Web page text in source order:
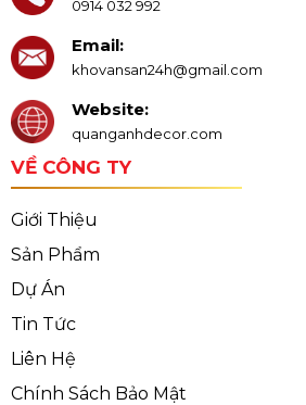
0914 032 992
Email:
khovansan24h@gmail.com
Website:
quanganhdecor.com
VỀ CÔNG TY
Giới Thiệu
Sản Phẩm
Dự Án
Tin Tức
Liên Hệ
Chính Sách Bảo Mật